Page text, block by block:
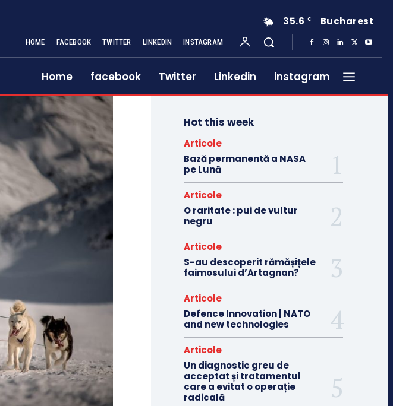
35.6 C Bucharest
HOME FACEBOOK TWITTER LINKEDIN INSTAGRAM
Home facebook Twitter Linkedin instagram
Hot this week
Articole
Bază permanentă a NASA
pe Lună
Articole
O raritate : pui de vultur
negru
Articole
S-au descoperit rămășițele
faimosului d’Artagnan?
Articole
Defence Innovation | NATO
and new technologies
Articole
Un diagnostic greu de
acceptat și tratamentul
care a evitat o operație
radicală